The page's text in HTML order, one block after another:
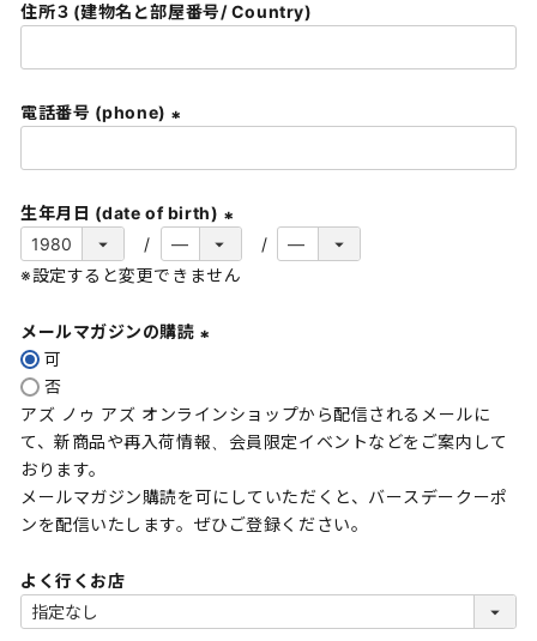
)
住所３(建物名と部屋番号/ Country)
電話番号 (phone)
必
須
)
生年月日 (date of birth)
(
必
※設定すると変更できません
メールマガジンの購読
須
)
可
否
アズ ノゥ アズ オンラインショップから配信されるメールに
て、新商品や再入荷情報、会員限定イベントなどをご案内して
おります。
メールマガジン購読を可にしていただくと、バースデークーポ
ンを配信いたします。ぜひご登録ください。
よく行くお店